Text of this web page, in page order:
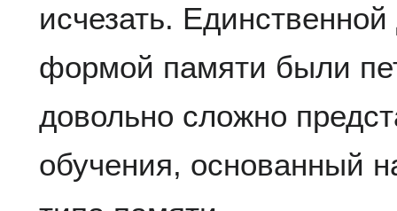
исчезать.
формой памяти были
довольно сложно
обучения, основанный